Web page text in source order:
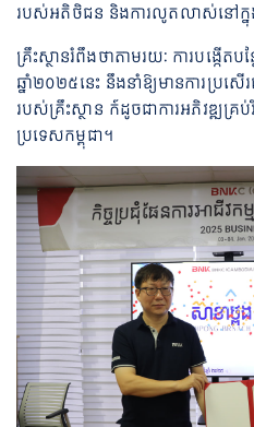
របស់អតិថិជន និងការលូតលាស់នៅក្នុង
គ្រឹះស្ថានរំពឹងថាតាមរយៈ ការបង្កើតប
ឆ្នាំ២០២៥នេះ នឹងនាំឱ្យមានការប្រ
របស់គ្រឹះស្ថាន ក៍ដូចជាការអភិវឌ្ឍគ្រ
ប្រទេសកម្ពុជា។